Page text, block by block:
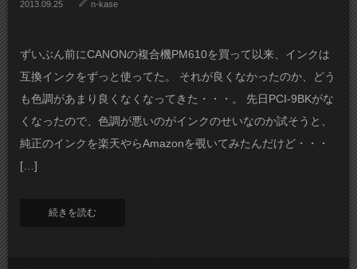
2013.09.25 n-kase
ずいぶん前にCANONの複合機PM610を買って以来、インクは
互換インクをずっと使ってた。 それが良くなかったのか、どう
も色調があまり良くなくなってきた・・・。 先日PCI-9BKがな
くなったので、色調が悪いのがインクのせいなのか試そうと、
純正のインクを楽天やらAmazonを覗いてみたんだけど・・・
[…]
続きを読む